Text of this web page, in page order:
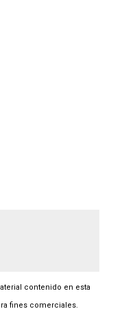
contenido en esta
fines comerciales.